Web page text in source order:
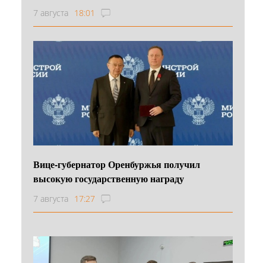
7 августа 18:01
Вице-губернатор Оренбуржья получил
высокую государственную награду
7 августа 17:27